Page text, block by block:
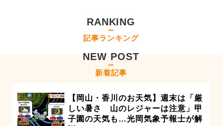
RANKING
記事ランキング
NEW POST
新着記事
【岡山・香川のお天気】週末は「厳
しい暑さ 山のレジャーは注意」甲
子園の天気も…光岡気象予報士が解